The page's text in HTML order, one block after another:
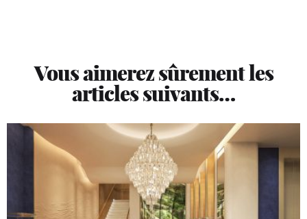
Vous aimerez sûrement les
articles suivants…